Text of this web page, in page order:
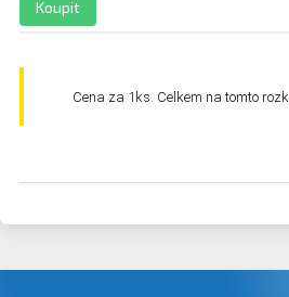
Koupit
Cena za 1ks. Celkem na tomto